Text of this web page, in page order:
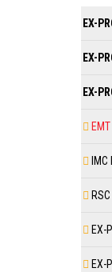
EX-
EX-
EX-
EX-
EX-